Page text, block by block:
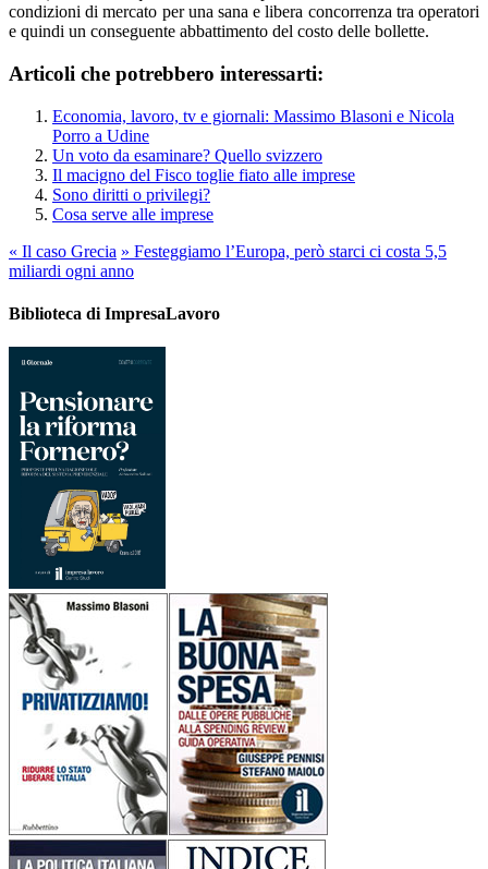
condizioni di mercato per una sana e libera concorrenza tra operatori
e quindi un conseguente abbattimento del costo delle bollette.
Articoli che potrebbero interessarti:
Economia, lavoro, tv e giornali: Massimo Blasoni e Nicola
Porro a Udine
Un voto da esaminare? Quello svizzero
Il macigno del Fisco toglie fiato alle imprese
Sono diritti o privilegi?
Cosa serve alle imprese
« Il caso Grecia » Festeggiamo l’Europa, però starci ci costa 5,5
miliardi ogni anno
Biblioteca di ImpresaLavoro